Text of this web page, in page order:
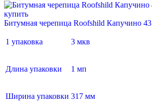
Битумная черепица Roofshild Капучино 43
1 упаковка 3 мкв
Длина упаковки 1 мп
Ширина упаковки 317 мм